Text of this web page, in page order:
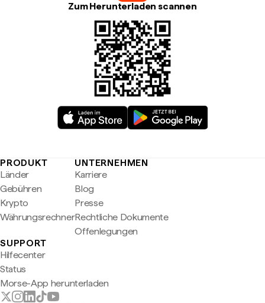
Zum Herunterladen scannen
PRODUKT
Länder
Gebühren
Krypto
Währungsrechner
UNTERNEHMEN
Karriere
Blog
Presse
Rechtliche Dokumente
Offenlegungen
SUPPORT
Hilfecenter
Status
Morse-App herunterladen